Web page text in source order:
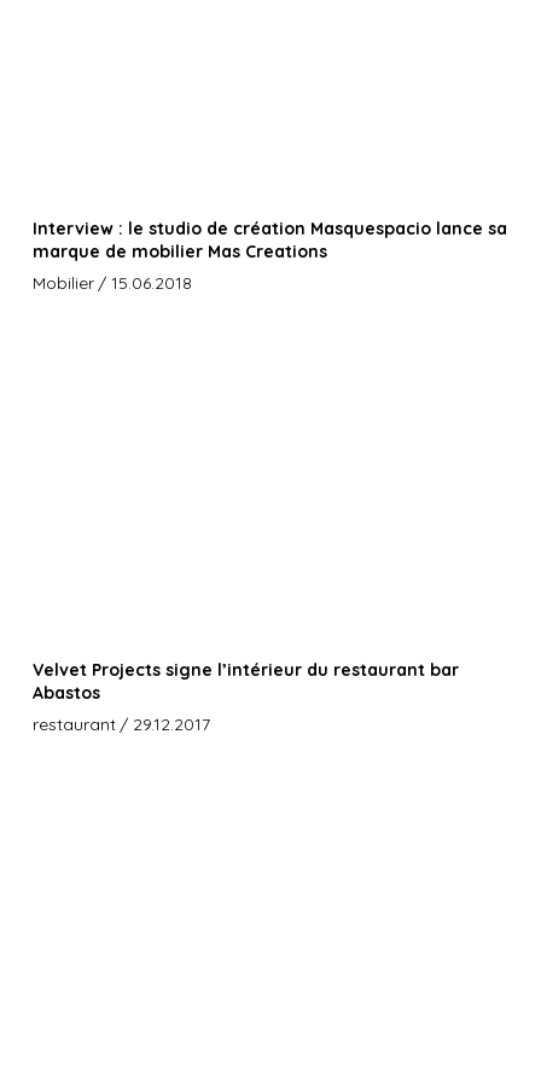
Interview : le studio de création Masquespacio lance sa
marque de mobilier Mas Creations
Mobilier / 15.06.2018
Velvet Projects signe l’intérieur du restaurant bar
Abastos
restaurant / 29.12.2017